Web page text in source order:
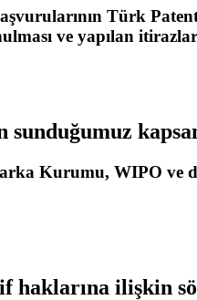
Türk
ve yapılan
sunduğumuz
Kurumu, WIPO
haklarına ilişkin